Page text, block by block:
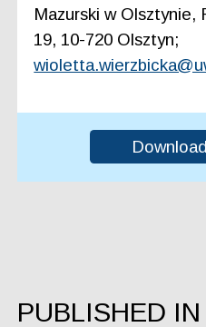
Mazurski w Olsztynie,
19, 10-720 Olsztyn;
PUBLISHED IN